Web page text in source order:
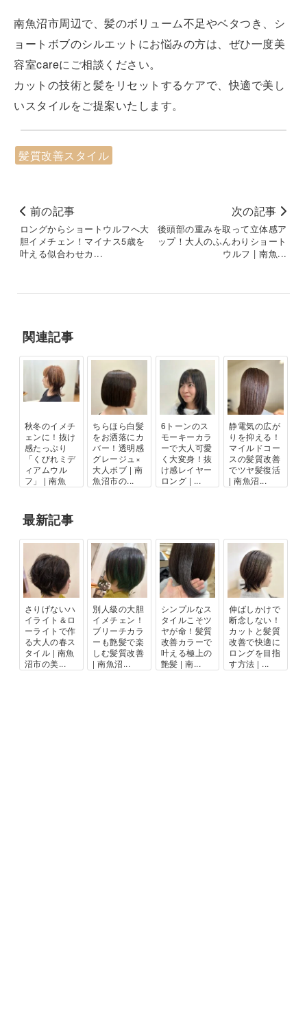
南魚沼市周辺で、髪のボリューム不足やベタつき、シ
ョートボブのシルエットにお悩みの方は、ぜひ一度美
容室careにご相談ください。
カットの技術と髪をリセットするケアで、快適で美し
いスタイルをご提案いたします。
髪質改善スタイル
前の記事
ロングからショートウルフへ大
胆イメチェン！マイナス5歳を
叶える似合わせカ...
次の記事
後頭部の重みを取って立体感ア
ップ！大人のふんわりショート
ウルフ | 南魚...
関連記事
秋冬のイメチ
ェンに！抜け
感たっぷり
「くびれミデ
ィアムウル
フ」 | 南魚
沼...
ちらほら白髪
をお洒落にカ
バー！透明感
グレージュ×
大人ボブ | 南
魚沼市の...
6トーンのス
モーキーカラ
ーで大人可愛
く大変身！抜
け感レイヤー
ロング | ...
静電気の広が
りを抑える！
マイルドコー
スの髪質改善
でツヤ髪復活
| 南魚沼...
最新記事
さりげないハ
イライト＆ロ
ーライトで作
る大人の春ス
タイル | 南魚
沼市の美...
別人級の大胆
イメチェン！
ブリーチカラ
ーも艶髪で楽
しむ髪質改善
| 南魚沼...
シンプルなス
タイルこそツ
ヤが命！髪質
改善カラーで
叶える極上の
艶髪 | 南...
伸ばしかけで
断念しない！
カットと髪質
改善で快適に
ロングを目指
す方法 | ...